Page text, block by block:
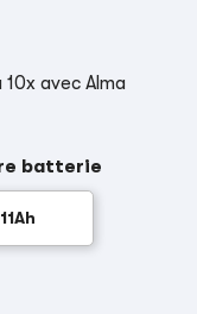
avec Alma
batterie